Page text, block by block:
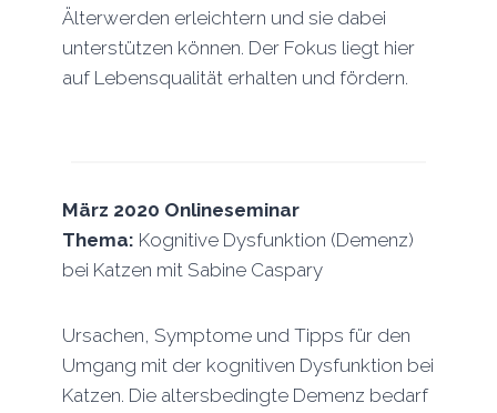
Älterwerden erleichtern und sie dabei
unterstützen können. Der Fokus liegt hier
auf Lebensqualität erhalten und fördern.
März 2020 Onlineseminar
Thema: Kognitive Dysfunktion (Demenz)
bei Katzen mit Sabine Caspary
Ursachen, Symptome und Tipps für den
Umgang mit der kognitiven Dysfunktion bei
Katzen. Die altersbedingte Demenz bedarf